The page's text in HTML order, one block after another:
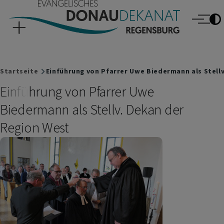
Direkt zum Inhalt
Evangelisches Donaudekanat Regensburg
Menü
Breadcrumb
Startseite Einführung von Pfarrer Uwe Biedermann als
Einführung von Pfarrer Uwe
Biedermann als Stellv. Dekan der
Region West